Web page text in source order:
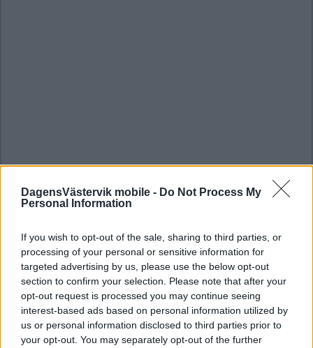
DagensVästervik mobile - Do Not Process My
Personal Information
If you wish to opt-out of the sale, sharing to third parties, or
processing of your personal or sensitive information for
targeted advertising by us, please use the below opt-out
section to confirm your selection. Please note that after your
opt-out request is processed you may continue seeing
interest-based ads based on personal information utilized by
us or personal information disclosed to third parties prior to
your opt-out. You may separately opt-out of the further